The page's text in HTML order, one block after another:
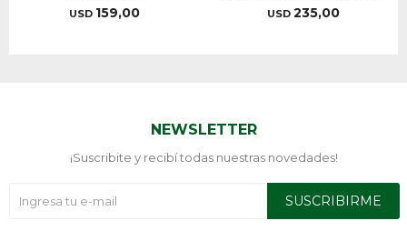
USD 159,00 USD 235,00
NEWSLETTER
¡Suscribite y recibí todas nuestras novedades!
SUSCRIBIRME